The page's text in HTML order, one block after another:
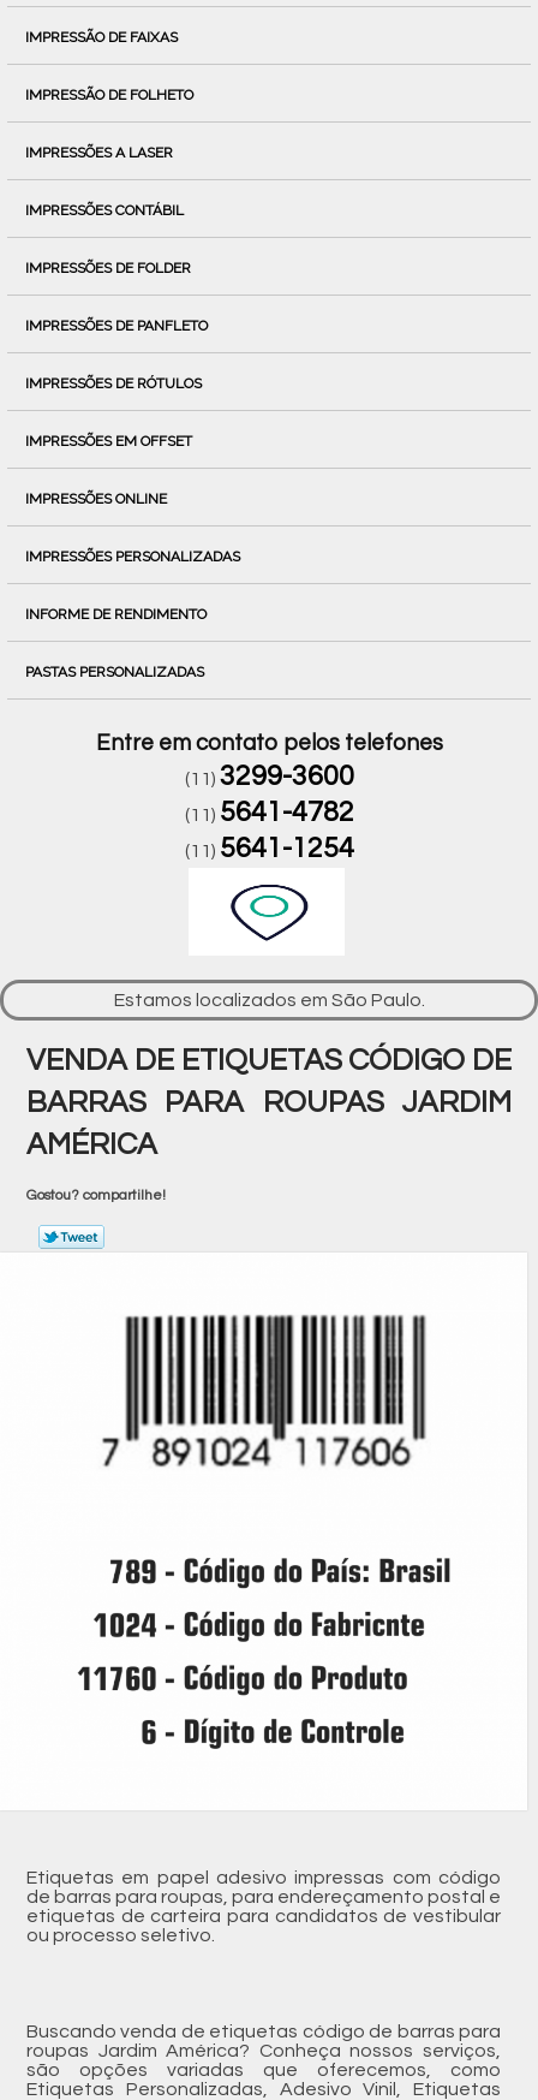
IMPRESSÃO DE FAIXAS
IMPRESSÃO DE FOLHETO
IMPRESSÕES A LASER
IMPRESSÕES CONTÁBIL
IMPRESSÕES DE FOLDER
IMPRESSÕES DE PANFLETO
IMPRESSÕES DE RÓTULOS
IMPRESSÕES EM OFFSET
IMPRESSÕES ONLINE
IMPRESSÕES PERSONALIZADAS
INFORME DE RENDIMENTO
PASTAS PERSONALIZADAS
Entre em contato pelos telefones
(11) 3299-3600
(11) 5641-4782
(11) 5641-1254
Estamos localizados em São Paulo.
VENDA DE ETIQUETAS CÓDIGO DE
BARRAS PARA ROUPAS JARDIM
AMÉRICA
Gostou? compartilhe!
Etiquetas em papel adesivo impressas com código
de barras para roupas, para endereçamento postal e
etiquetas de carteira para candidatos de vestibular
ou processo seletivo.
Buscando venda de etiquetas código de barras para
roupas Jardim América? Conheça nossos serviços,
são opções variadas que oferecemos, como
Etiquetas Personalizadas, Adesivo Vinil, Etiquetas